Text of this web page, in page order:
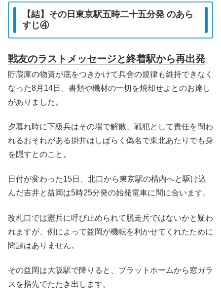
【結】その日東京駅五時二十五分発 のあら
すじ④
戦友のラストメッセージと終着駅から再出発
貯蔵庫の物資が底をつきかけて兵舎の規律も維持できなく
なった8月14日、書類や機材の一切を焼却せよとのお達し
がありました。
夕暮れ時に下級兵はその場で解散、戦犯として責任を問わ
れるおそれがある掛井はしばらく偽名で東北あたりでも身
を隠すとのこと。
日付が変わった15日、北口から東京駅の構内へと駆け込
んだ吉井と益岡は5時25分発の始発電車に間に合います。
改札口では憲兵に呼び止められて脱走兵ではないかと疑わ
れますが、例によって益岡が機転を利かせてくれたために
問題はありません。
その益岡は大阪駅で降りると、プラットホームから窓ガラ
スを指先でたたき出します。